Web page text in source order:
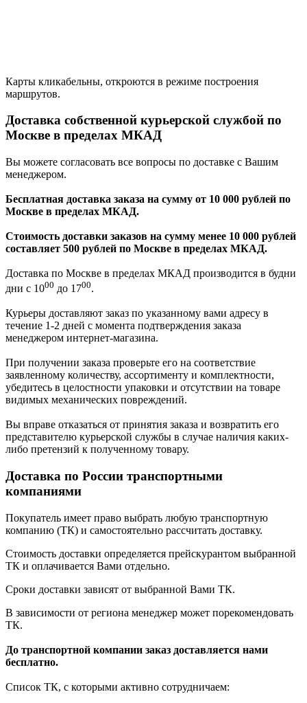
Карты кликабельны, откроются в режиме построения
маршрутов.
Доставка собственной курьерской службой по
Москве в пределах МКАД
Вы можете согласовать все вопросы по доставке с Вашим
менеджером.
Бесплатная доставка заказа на сумму от 10 000 рублей по
Москве в пределах МКАД.
Стоимость доставки заказов на сумму менее 10 000 рублей
составляет 500 рублей по Москве в пределах МКАД.
Доставка по Москве в пределах МКАД производится в будни
дни с 1000 до 1700.
Курьеры доставляют заказ по указанному вами адресу в
течение 1-2 дней с момента подтверждения заказа
менеджером интернет-магазина.
При получении заказа проверьте его на соответствие
заявленному количеству, ассортименту и комплектности,
убедитесь в целостности упаковки и отсутствии на товаре
видимых механических повреждений.
Вы вправе отказаться от принятия заказа и возвратить его
представителю курьерской службы в случае наличия каких-
либо претензий к полученному товару.
Доставка по России транспортными
компаниями
Покупатель имеет право выбрать любую транспортную
компанию (ТК) и самостоятельно рассчитать доставку.
Стоимость доставки определяется прейскурантом выбранной
ТК и оплачивается Вами отдельно.
Сроки доставки зависят от выбранной Вами ТК.
В зависимости от региона менеджер может порекомендовать
ТК.
До транспортной компании заказ доставляется нами
бесплатно.
Список ТК, с которыми активно сотрудничаем: